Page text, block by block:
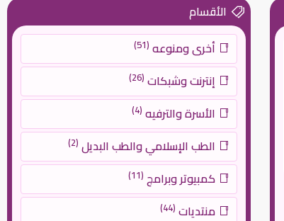
الأقسام
أخرى ومنوعه (51)
إنترنت وشبكات (26)
الأسرة والترفيه (4)
الطب الإسلامي والطب البديل (2)
كمبيوتر وبرامج (11)
منتديات (44)